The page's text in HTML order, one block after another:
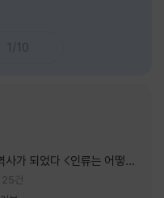
소설을 읽으면서 잘 만든 단편
편을 차례로 보는 기분이 들었
고, 한 편이 끝날 때마다 질문
살아간다. 몸의 일부이면서 한
수단
1/10
다 <인류는 어떻게
25건